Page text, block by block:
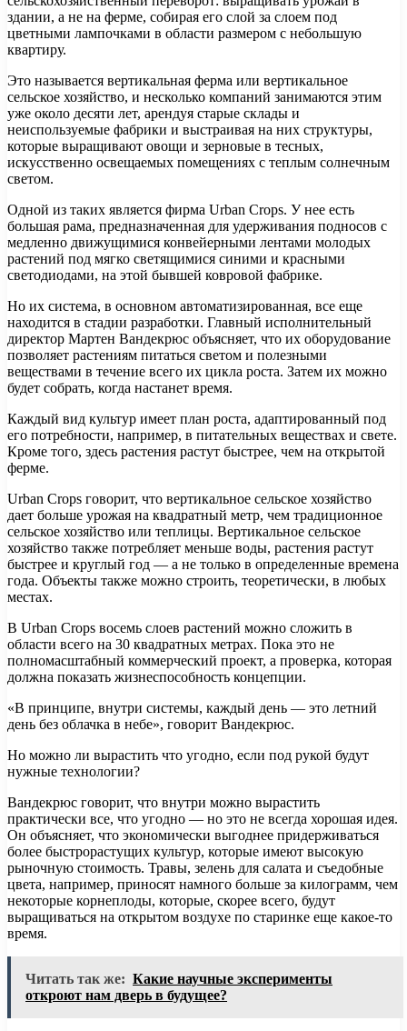
здании, а не на ферме, собирая его слой за слоем под
цветными лампочками в области размером с небольшую
квартиру.
Это называется вертикальная ферма или вертикальное
сельское хозяйство, и несколько компаний занимаются этим
уже около десяти лет, арендуя старые склады и
неиспользуемые фабрики и выстраивая на них структуры,
которые выращивают овощи и зерновые в тесных,
искусственно освещаемых помещениях с теплым солнечным
светом.
Одной из таких является фирма Urban Crops. У нее есть
большая рама, предназначенная для удерживания подносов с
медленно движущимися конвейерными лентами молодых
растений под мягко светящимися синими и красными
светодиодами, на этой бывшей ковровой фабрике.
Но их система, в основном автоматизированная, все еще
находится в стадии разработки. Главный исполнительный
директор Мартен Вандекрюс объясняет, что их оборудование
позволяет растениям питаться светом и полезными
веществами в течение всего их цикла роста. Затем их можно
будет собрать, когда настанет время.
Каждый вид культур имеет план роста, адаптированный под
его потребности, например, в питательных веществах и свете.
Кроме того, здесь растения растут быстрее, чем на открытой
ферме.
Urban Crops говорит, что вертикальное сельское хозяйство
дает больше урожая на квадратный метр, чем традиционное
сельское хозяйство или теплицы. Вертикальное сельское
хозяйство также потребляет меньше воды, растения растут
быстрее и круглый год — а не только в определенные времена
года. Объекты также можно строить, теоретически, в любых
местах.
В Urban Crops восемь слоев растений можно сложить в
области всего на 30 квадратных метрах. Пока это не
полномасштабный коммерческий проект, а проверка, которая
должна показать жизнеспособность концепции.
«В принципе, внутри системы, каждый день — это летний
день без облачка в небе», говорит Вандекрюс.
Но можно ли вырастить что угодно, если под рукой будут
нужные технологии?
Вандекрюс говорит, что внутри можно вырастить
практически все, что угодно — но это не всегда хорошая идея.
Он объясняет, что экономически выгоднее придерживаться
более быстрорастущих культур, которые имеют высокую
рыночную стоимость. Травы, зелень для салата и съедобные
цвета, например, приносят намного больше за килограмм, чем
некоторые корнеплоды, которые, скорее всего, будут
выращиваться на открытом воздухе по старинке еще какое-то
время.
Читать так же: Какие научные эксперименты
откроют нам дверь в будущее?